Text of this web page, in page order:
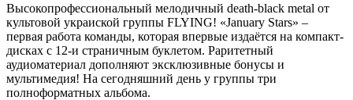
Высокопрофессиональный мелодичный death-black metal от
культовой украиской группы FLYING! «January Stars» –
первая работа команды, которая впервые издаётся на компакт-
дисках с 12-и страничным буклетом. Раритетный
аудиоматериал дополняют эксклюзивные бонусы и
мультимедия! На сегодняшний день у группы три
полноформатных альбома.